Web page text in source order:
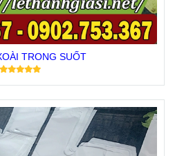
TRONG SUỐT